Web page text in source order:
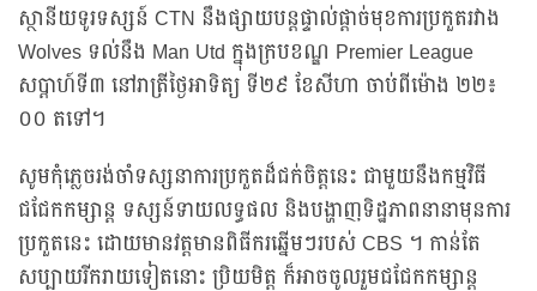
ស្ថានីយទូរទស្សន៍ CTN នឹងផ្សាយបន្តផ្ទាល់ផ្ដាច់មុខការប្រកួតរវាង
Wolves ទល់នឹង Man Utd ក្នុងក្របខណ្ឌ Premier League
សប្ដាហ៍ទី៣ នៅរាត្រីថ្ងៃអាទិត្យ ទី២៩ ខែសីហា ចាប់ពីម៉ោង ២២៖
០០ តទៅ។
សូមកុំភ្លេចរង់ចាំទស្សនាការប្រកួតដ៏ជក់ចិត្តនេះ ជាមួយនឹងកម្មវិធី
ជជែកកម្សាន្ត ទស្សន៍ទាយលទ្ធផល និងបង្ហាញទិដ្ឋភាពនានាមុនការ
ប្រកួតនេះ ដោយមានវត្តមានពិធីករឆ្នើមៗរបស់ CBS ។ កាន់តែ
សប្បាយរីករាយទៀតនោះ ប្រិយមិត្ត ក៏អាចចូលរួមជជែកកម្សាន្ត